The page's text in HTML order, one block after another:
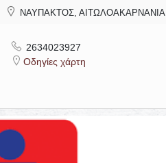
ΝΑΥΠΑΚΤΟΣ, ΑΙΤΩΛΟΑΚΑΡΝΑΝΙΑ
2634023927
Οδηγίες χάρτη